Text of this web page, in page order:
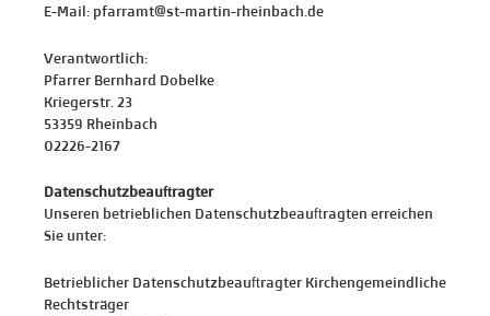
E-Mail: pfarramt@st-martin-rheinbach.de
Verantwortlich:
Pfarrer Bernhard Dobelke
Kriegerstr. 23
53359 Rheinbach
02226-2167
Datenschutzbeauftragter
Unseren betrieblichen Datenschutzbeauftragten erreichen
Sie unter:
Betrieblicher Datenschutzbeauftragter Kirchengemeindliche
Rechtsträger